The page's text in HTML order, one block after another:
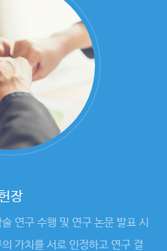
장
연구 수행 및 연구 논문 발표 시
가치를 서로 인정하고 연구 결